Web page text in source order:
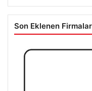
Son Eklenen Firmalar